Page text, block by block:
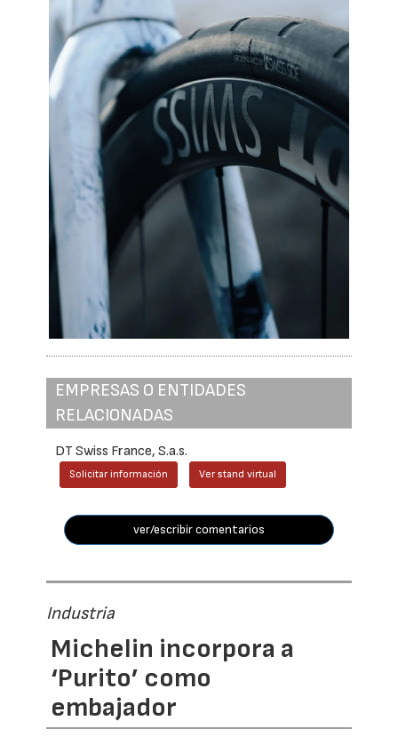
EMPRESAS O ENTIDADES
RELACIONADAS
DT Swiss France, S.a.s.
Solicitar información Ver stand virtual
ver/escribir comentarios
Industria
Michelin incorpora a
‘Purito’ como
embajador